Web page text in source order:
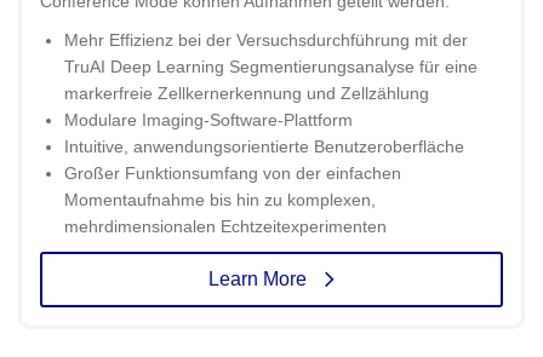
Mehr Effizienz bei der Versuchsdurchführung mit der
TruAI Deep Learning Segmentierungsanalyse für eine
markerfreie Zellkernerkennung und Zellzählung
Modulare Imaging-Software-Plattform
Intuitive, anwendungsorientierte Benutzeroberfläche
Großer Funktionsumfang von der einfachen
Momentaufnahme bis hin zu komplexen,
mehrdimensionalen Echtzeitexperimenten
Learn More